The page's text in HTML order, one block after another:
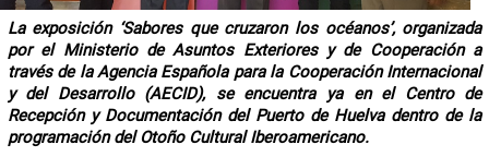
La exposición ‘Sabores que cruzaron los océanos’, organizada
por el Ministerio de Asuntos Exteriores y de Cooperación a
través de la Agencia Española para la Cooperación Internacional
y del Desarrollo (AECID), se encuentra ya en el Centro de
Recepción y Documentación del Puerto de Huelva dentro de la
programación del Otoño Cultural Iberoamericano.